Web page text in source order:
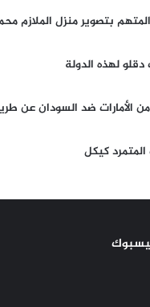
بتصوير منزل الملازم
لهذه الدولة
الأمارات ضد السودان عن
كيكل